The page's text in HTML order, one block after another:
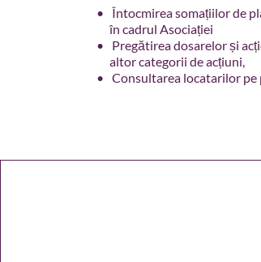
Întocmirea somațiilor de
în cadrul Asociației
Pregătirea dosarelor și
altor categorii de acțiuni,
Consultarea locatarilor pe